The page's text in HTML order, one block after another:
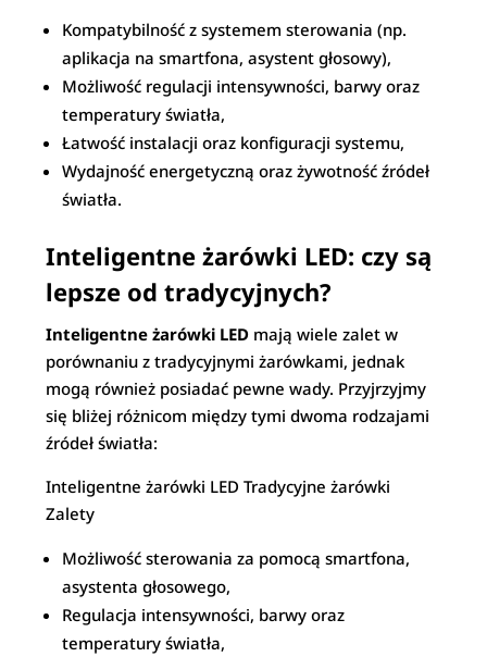
Kompatybilność z systemem sterowania (np.
aplikacja na smartfona, asystent głosowy),
Możliwość regulacji intensywności, barwy oraz
temperatury światła,
Łatwość instalacji oraz konfiguracji systemu,
Wydajność energetyczną oraz żywotność źródeł
światła.
Inteligentne żarówki LED: czy są
lepsze od tradycyjnych?
Inteligentne żarówki LED mają wiele zalet w
porównaniu z tradycyjnymi żarówkami, jednak
mogą również posiadać pewne wady. Przyjrzyjmy
się bliżej różnicom między tymi dwoma rodzajami
źródeł światła:
Inteligentne żarówki LED Tradycyjne żarówki
Zalety
Możliwość sterowania za pomocą smartfona,
asystenta głosowego,
Regulacja intensywności, barwy oraz
temperatury światła,